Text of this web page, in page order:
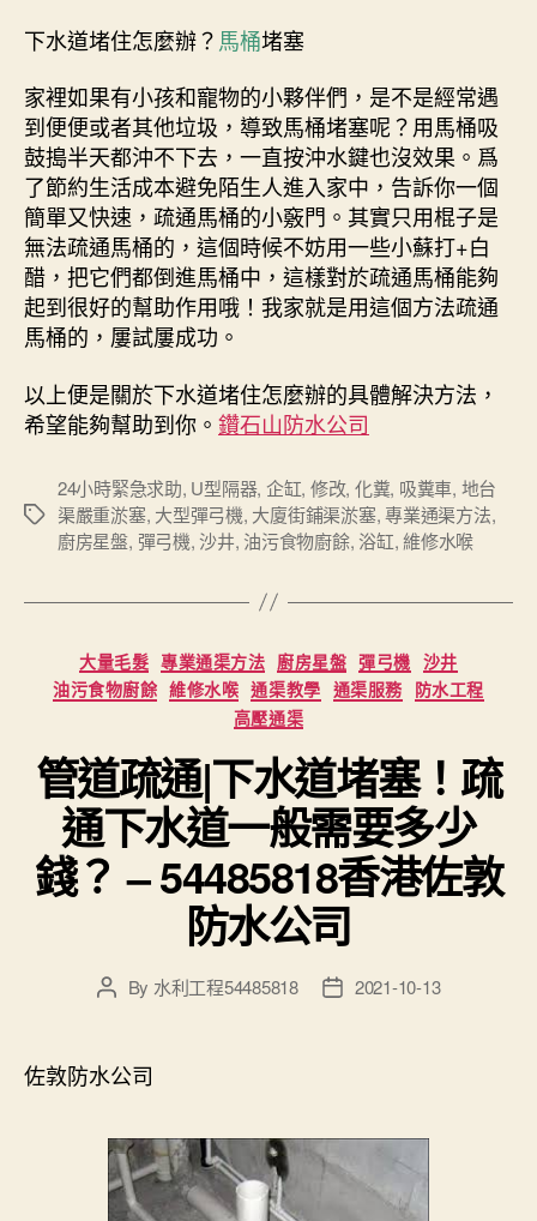
下水道堵住怎麼辦？ 馬桶堵塞
家裡如果有小孩和寵物的小夥伴們，是不是經常遇
到便便或者其他垃圾，導致馬桶堵塞呢？用馬桶吸
鼓搗半天都沖不下去，一直按沖水鍵也沒效果。爲
了節約生活成本避免陌生人進入家中，告訴你一個
簡單又快速，疏通馬桶的小竅門。其實只用棍子是
無法疏通馬桶的，這個時候不妨用一些小蘇打+白
醋，把它們都倒進馬桶中，這樣對於疏通馬桶能夠
起到很好的幫助作用哦！我家就是用這個方法疏通
馬桶的，屢試屢成功。
以上便是關於下水道堵住怎麼辦的具體解決方法，
希望能夠幫助到你。 鑽石山防水公司
Tags
24小時緊急求助, U型隔器, 企缸, 修改, 化糞, 吸糞車, 地台
渠嚴重淤塞, 大型彈弓機, 大廈街鋪渠淤塞,專業通渠方法,
廚房星盤, 彈弓機,沙井, 油污食物廚餘, 浴缸,維修水喉
Categories
大量毛髮 專業通渠方法 廚房星盤 彈弓機 沙井
油污食物廚餘 維修水喉 通渠教學 通渠服務 防水工程
高壓通渠
管道疏通|下水道堵塞！疏
通下水道一般需要多少
錢？ – 54485818香港佐敦
防水公司
PostBy 水利工程54485818
Post2021-10-13
佐敦防水公司